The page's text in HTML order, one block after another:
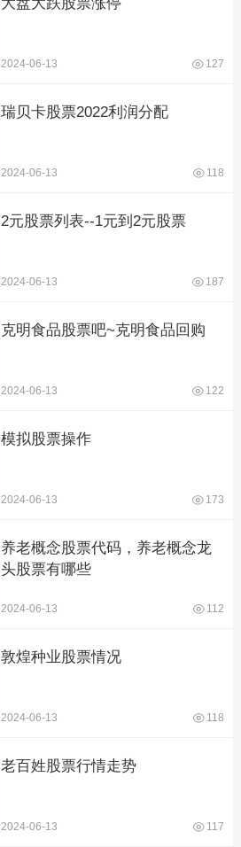
2024-06-13 127
瑞贝卡股票2022利润分配
2024-06-13 118
2元股票列表--1元到2元股票
2024-06-13 187
克明食品股票吧~克明食品回购
2024-06-13 122
模拟股票操作
2024-06-13 173
养老概念股票代码，养老概念龙
头股票有哪些
2024-06-13 112
敦煌种业股票情况
2024-06-13 118
老百姓股票行情走势
2024-06-13 117